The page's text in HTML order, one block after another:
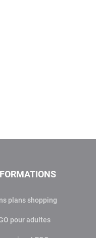
plans shopping
pour adultes